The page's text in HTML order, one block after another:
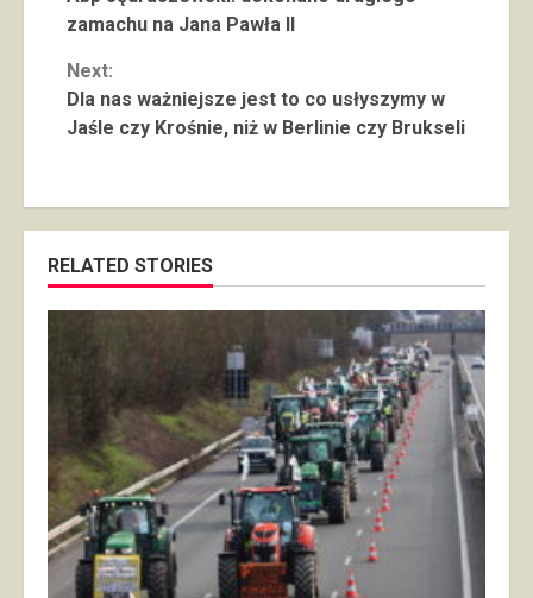
Reading
zamachu na Jana Pawła II
Next:
Dla nas ważniejsze jest to co usłyszymy w
Jaśle czy Krośnie, niż w Berlinie czy Brukseli
RELATED STORIES